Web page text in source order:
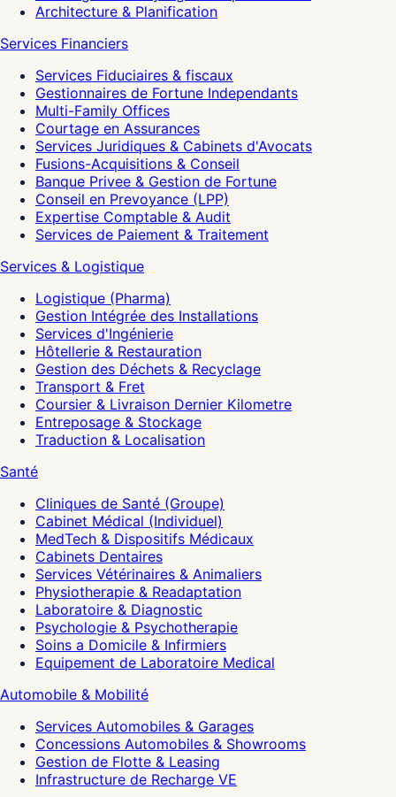
Architecture & Planification
Services Financiers
Services Fiduciaires & fiscaux
Gestionnaires de Fortune Independants
Multi-Family Offices
Courtage en Assurances
Services Juridiques & Cabinets d'Avocats
Fusions-Acquisitions & Conseil
Banque Privee & Gestion de Fortune
Conseil en Prevoyance (LPP)
Expertise Comptable & Audit
Services de Paiement & Traitement
Services & Logistique
Logistique (Pharma)
Gestion Intégrée des Installations
Services d'Ingénierie
Hôtellerie & Restauration
Gestion des Déchets & Recyclage
Transport & Fret
Coursier & Livraison Dernier Kilometre
Entreposage & Stockage
Traduction & Localisation
Santé
Cliniques de Santé (Groupe)
Cabinet Médical (Individuel)
MedTech & Dispositifs Médicaux
Cabinets Dentaires
Services Vétérinaires & Animaliers
Physiotherapie & Readaptation
Laboratoire & Diagnostic
Psychologie & Psychotherapie
Soins a Domicile & Infirmiers
Equipement de Laboratoire Medical
Automobile & Mobilité
Services Automobiles & Garages
Concessions Automobiles & Showrooms
Gestion de Flotte & Leasing
Infrastructure de Recharge VE